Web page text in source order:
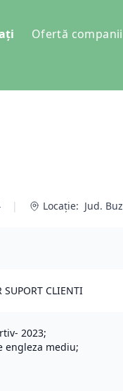
Ofertă companii
| Locație: Jud.
SUPORT CLIENTI
2023;
engleza mediu;